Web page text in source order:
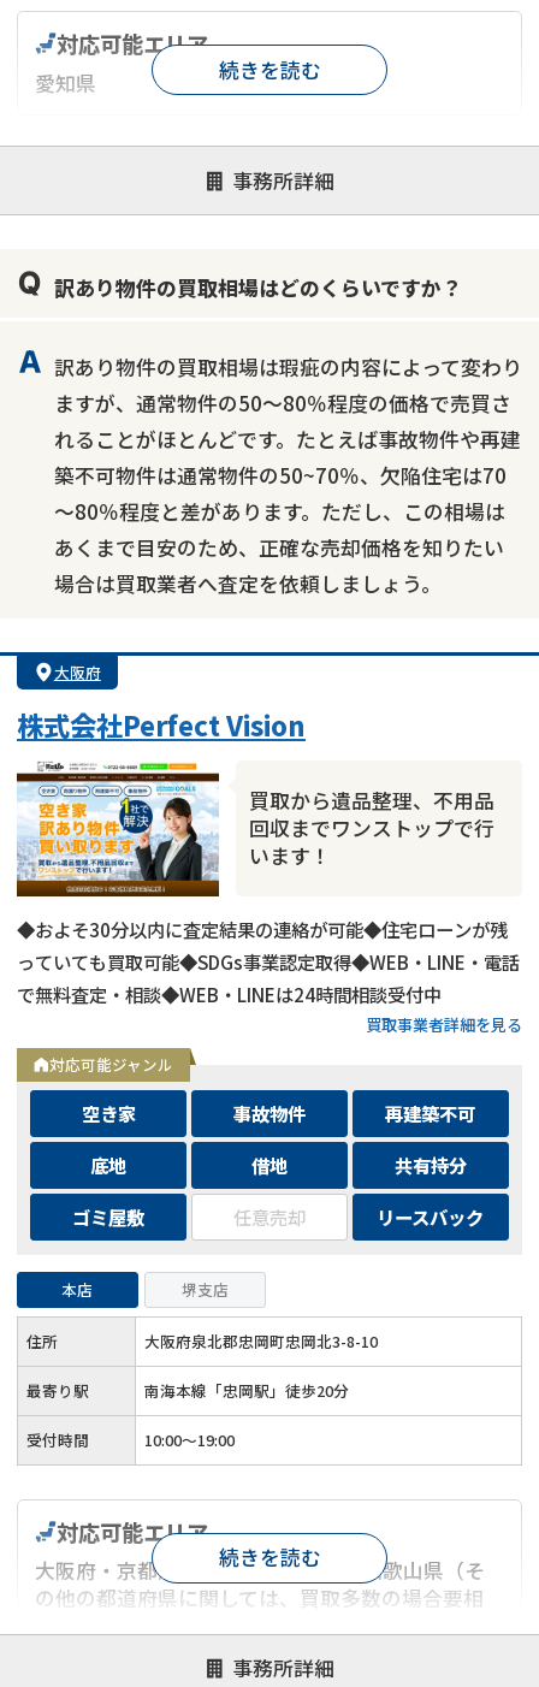
事務所詳細
対応可能エリア
愛知県
対応が親身 オンライン面談可能
レスポンスが早い
1億円以上の買取可
続きを読む
訳あり物件の買取相場はどのくらいですか？
訳あり物件の買取相場は瑕疵の内容によって変わり
ますが、通常物件の50～80％程度の価格で売買さ
れることがほとんどです。たとえば事故物件や再建
築不可物件は通常物件の50~70％、欠陥住宅は70
～80％程度と差があります。ただし、この相場は
あくまで目安のため、正確な売却価格を知りたい
場合は買取業者へ査定を依頼しましょう。
大阪府
株式会社Perfect Vision
買取から遺品整理、不用品
回収までワンストップで行
います！
◆およそ30分以内に査定結果の連絡が可能◆住宅ローンが残
っていても買取可能◆SDGs事業認定取得◆WEB・LINE・電話
で無料査定・相談◆WEB・LINEは24時間相談受付中
買取事業者詳細を見る
対応可能ジャンル
空き家 事故物件
再建築不可
底地
借地
共有持分
ゴミ屋敷
任意売却 リースバック
本店 堺支店
住所 大阪府泉北郡忠岡町忠岡北3-8-10
最寄り駅 南海本線「忠岡駅」徒歩20分
受付時間 10:00～19:00
事務所詳細
対応可能エリア
大阪府・京都府・兵庫県・奈良県・和歌山県（そ
の他の都道府県に関しては、買取多数の場合要相
続きを読む